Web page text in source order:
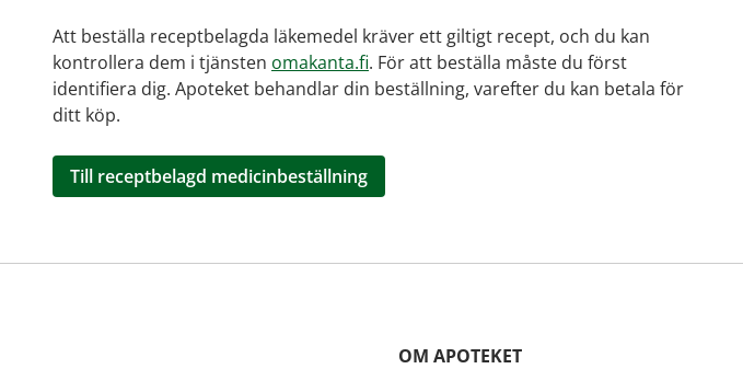
Att beställa receptbelagda läkemedel kräver ett giltigt recept, och du kan
kontrollera dem i tjänsten omakanta.fi. För att beställa måste du först
identifiera dig. Apoteket behandlar din beställning, varefter du kan betala för
ditt köp.
Till receptbelagd medicinbeställning
OM APOTEKET